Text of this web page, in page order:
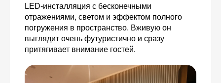
LED-инсталляция с бесконечными
отражениями, светом и эффектом полного
погружения в пространство. Вживую он
выглядит очень футуристично и сразу
притягивает внимание гостей.